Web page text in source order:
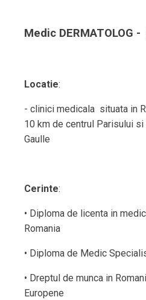
Medic DERMATOLOG
Locatie:
- clinici medicala situata in
10 km de centrul Parisului si
Gaulle
Cerinte:
• Diploma de licenta in
Romania
• Diploma de Medic
• Dreptul de munca in
Europene